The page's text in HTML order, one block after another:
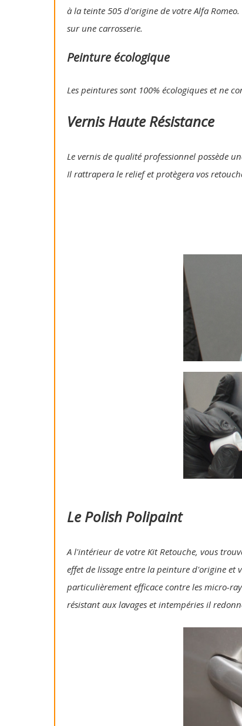
à la teinte 505 d'origine de votre Alfa
sur une carrosserie.
Peinture écologique
Les peintures sont 100% écologiques et ne
Vernis Haute Résistance
Le vernis de qualité professionnel possède
Il rattrapera le relief et protègera vos
Le Polish Polipaint
A l'intérieur de votre Kit Retouche, vous
effet de lissage entre la peinture d'origine et
particulièrement efficace contre les micro-
résistant aux lavages et intempéries il